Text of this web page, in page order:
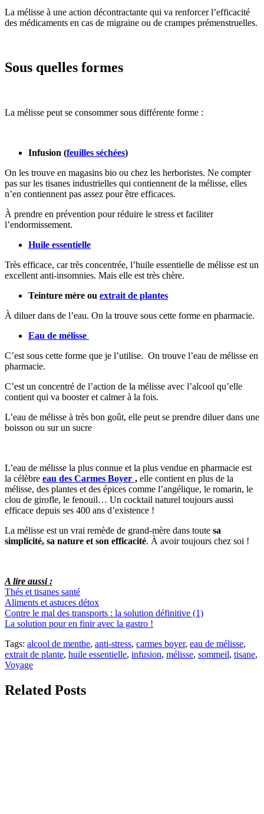
La mélisse à une action décontractante qui va renforcer l’efficacité
des médicaments en cas de migraine ou de crampes prémenstruelles.
Sous quelles formes
La mélisse peut se consommer sous différente forme :
Infusion (feuilles séchées)
On les trouve en magasins bio ou chez les herboristes. Ne compter
pas sur les tisanes industrielles qui contiennent de la mélisse, elles
n’en contiennent pas assez pour être efficaces.
À prendre en prévention pour réduire le stress et faciliter
l’endormissement.
Huile essentielle
Très efficace, car très concentrée, l’huile essentielle de mélisse est un
excellent anti-insomnies. Mais elle est très chère.
Teinture mère ou extrait de plantes
À diluer dans de l’eau. On la trouve sous cette forme en pharmacie.
Eau de mélisse
C’est sous cette forme que je l’utilise. On trouve l’eau de mélisse en
pharmacie.
C’est un concentré de l’action de la mélisse avec l’alcool qu’elle
contient qui va booster et calmer à la fois.
L’eau de mélisse à très bon goût, elle peut se prendre diluer dans une
boisson ou sur un sucre
L’eau de mélisse la plus connue et la plus vendue en pharmacie est
la célèbre eau des Carmes Boyer , elle contient en plus de la
mélisse, des plantes et des épices comme l’angélique, le romarin, le
clou de girofle, le fenouil… Un cocktail naturel toujours aussi
efficace depuis ses 400 ans d’existence !
La mélisse est un vrai remède de grand-mère dans toute sa
simplicité, sa nature et son efficacité. À avoir toujours chez soi !
A lire aussi :
Thés et tisanes santé
Aliments et astuces détox
Contre le mal des transports : la solution définitive (1)
La solution pour en finir avec la gastro !
Tags: alcool de menthe, anti-stress, carmes boyer, eau de mélisse,
extrait de plante, huile essentielle, infusion, mélisse, sommeil, tisane,
Voyage
Related Posts